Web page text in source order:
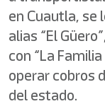
en Cuautla, se
alias “El
con “La
operar cobros
del estado.